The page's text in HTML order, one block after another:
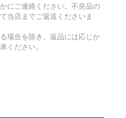
にご連絡ください。不良品の
当店までご返送くださいま
場合を除き、返品には応じか
ください。